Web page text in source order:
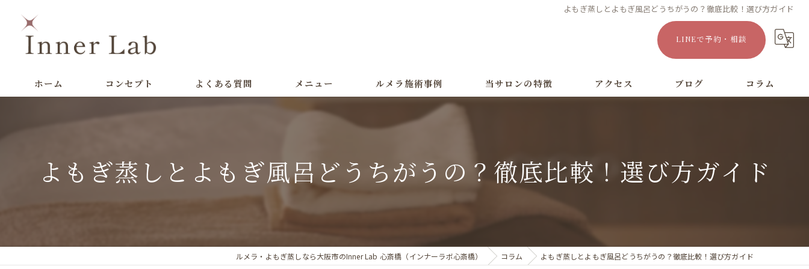
よもぎ蒸しとよもぎ風呂どうちがうの？徹底比較！選び方ガイド
LINEで予約・相談
ホーム コンセプト よくある質問 メニュー ルメラ施術事例 当サロンの特徴
色素沈着
アクセス ブログ コラム
よもぎ蒸しとよもぎ風呂どうちがうの？徹底比較！選び方ガイド
ルメラ・よもぎ蒸しなら大阪市のInner Lab 心斎橋（インナーラボ心斎橋） コラム よもぎ蒸しとよもぎ風呂どうちがうの？徹底比較！選び方ガイド